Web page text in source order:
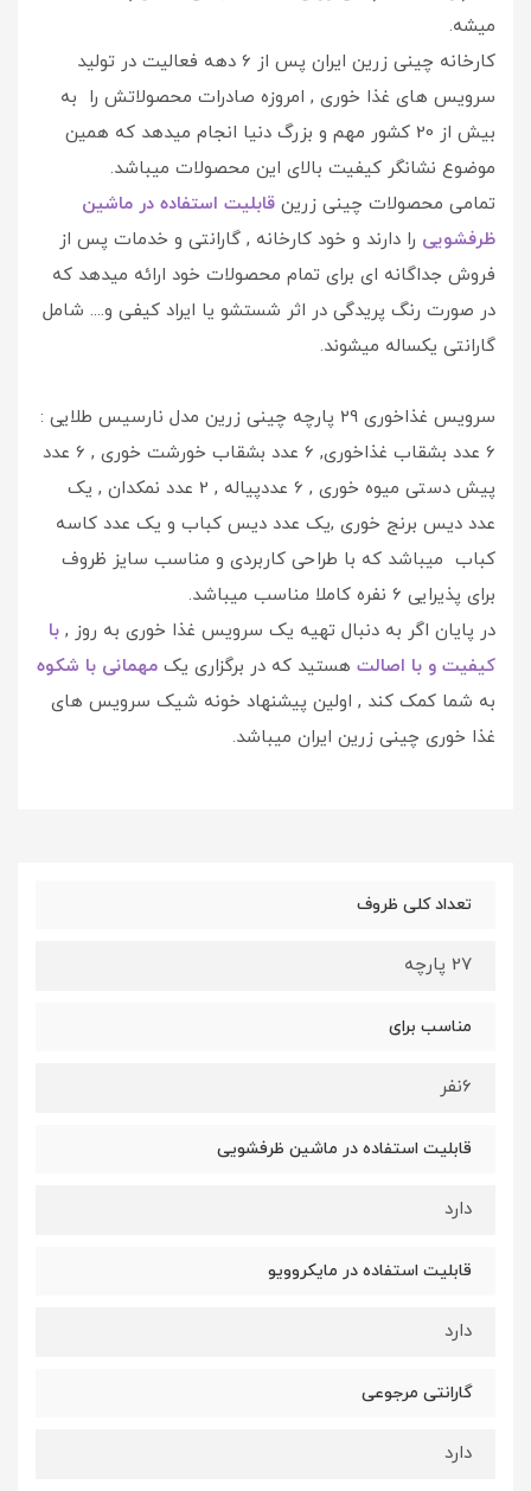
میشه.
کارخانه چینی زرین ایران پس از 6 دهه فعالیت در تولید
سرویس های غذا خوری , امروزه صادرات محصولاتش را به
بیش از 20 کشور مهم و بزرگ دنیا انجام میدهد که همین
موضوع نشانگر کیفیت بالای این محصولات میباشد.
تمامی محصولات چینی زرین قابلیت استفاده در ماشین
ظرفشویی را دارند و خود کارخانه , گارانتی و خدمات پس از
فروش جداگانه ای برای تمام محصولات خود ارائه میدهد که
در صورت رنگ پریدگی در اثر شستشو یا ایراد کیفی و.... شامل
گارانتی یکساله میشوند.
سرویس غذاخوری ۲۹ پارچه چینی زرین مدل نارسیس طلایی :
6 عدد بشقاب غذاخوری, 6 عدد بشقاب خورشت خوری , 6 عدد
پیش دستی میوه خوری , 6 عددپیاله , 2 عدد نمکدان , یک
عدد دیس برنج خوری ,یک عدد دیس کباب و یک عدد کاسه
کباب میباشد که با طراحی کاربردی و مناسب سایز ظروف
برای پذیرایی 6 نفره کاملا مناسب میباشد.
در پایان اگر به دنبال تهیه یک سرویس غذا خوری به روز , با
کیفیت و با اصالت هستید که در برگزاری یک مهمانی با شکوه
به شما کمک کند , اولین پیشنهاد خونه شیک سرویس های
غذا خوری چینی زرین ایران میباشد.
تعداد کلی ظروف
2۷ پارچه
مناسب برای
6نفر
قابلیت استفاده در ماشین ظرفشویی
دارد
قابلیت استفاده در مایکروویو
دارد
گارانتی مرجوعی
دارد